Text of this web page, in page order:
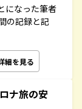
になった筆者
の記録と記
細を見る
ナ旅の安